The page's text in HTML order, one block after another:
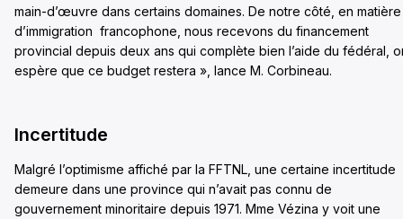
main-d’œuvre dans certains domaines. De notre côté, en matière
d’immigration francophone, nous recevons du financement
provincial depuis deux ans qui complète bien l’aide du fédéral,
espère que ce budget restera », lance M. Corbineau.
Incertitude
Malgré l’optimisme affiché par la FFTNL, une certaine incertitude
demeure dans une province qui n’avait pas connu de
gouvernement minoritaire depuis 1971. Mme Vézina y voit une